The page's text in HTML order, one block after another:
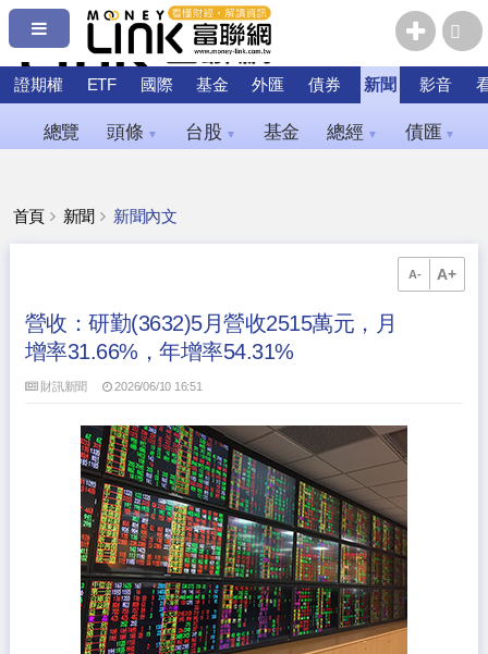
證期權 ETF 國際 基金 外匯 債券 新聞 影音
總覽 頭條 ▼ 台股 ▼ 基金 總經 ▼ 債匯 ▼
首頁 新聞 新聞內文
A- A+
營收：研勤(3632)5月營收2515萬元，月
增率31.66%，年增率54.31%
財訊新聞 2026/06/10 16:51